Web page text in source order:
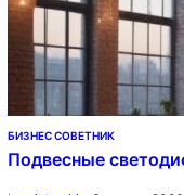
БИЗНЕС СОВЕТНИК
Подвесные